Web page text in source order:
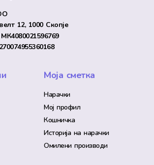
12, 1000 Скопје
Моја сметка
Нарачки
Мој профил
Кошничка
Историја на нарачки
Омилени производи